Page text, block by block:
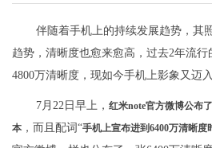
伴随着手机上的持续发展趋势，其
趋势，清晰度也愈来愈高，过去2年流行
4800万清晰度，现如今手机上影象又迈
7月22日早上， 红米note官方微博公布
本 ，而且配词“手机上宣布进到6400万清晰度